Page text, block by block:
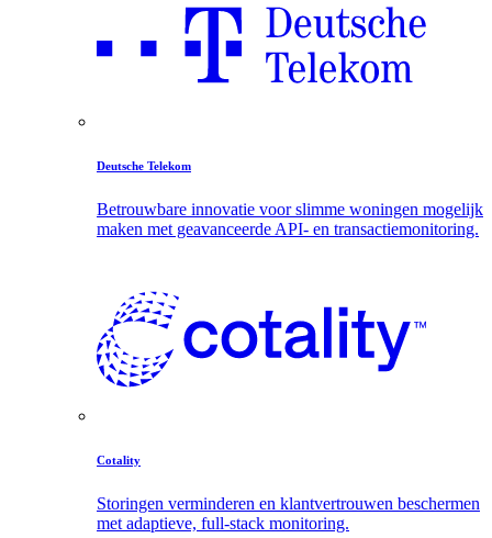
Deutsche Telekom
Betrouwbare innovatie voor slimme woningen mogelijk
maken met geavanceerde API- en transactiemonitoring.
Cotality
Storingen verminderen en klantvertrouwen beschermen
met adaptieve, full-stack monitoring.